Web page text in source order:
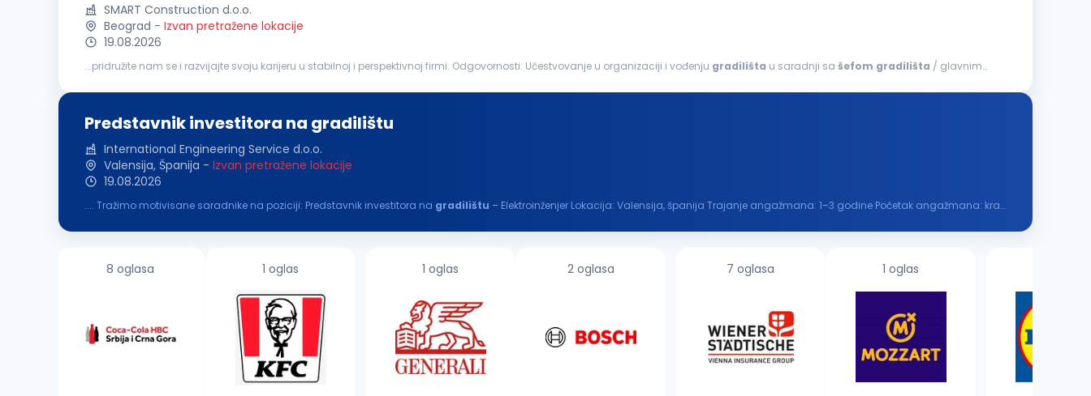
SMART Construction d.o.o.
Beograd - Izvan pretražene lokacije
19.08.2026
...pridružite nam se i razvijajte svoju karijeru u stabilnoj i perspektivnoj firmi. Odgovornosti: Učestvovanje u organizaciji i vođenju gradilišta u saradnji sa šefom gradilišta / glavnim
Predstavnik investitora na gradilištu
International Engineering Service d.o.o.
Valensija, Španija - Izvan pretražene lokacije
19.08.2026
.... Tražimo motivisane saradnike na poziciji: Predstavnik investitora na gradilištu – Elektroinženjer Lokacija: Valensija, španija Trajanje angažmana: 1–3 godine Početak angažmana: kraj
8 oglasa 1 oglas 1 oglas 2 oglasa 7 oglasa 1 oglas